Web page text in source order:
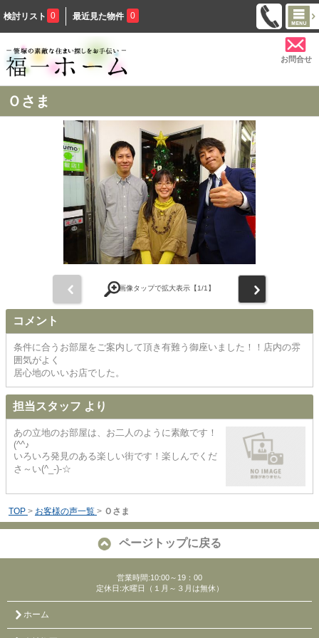
検討リスト 0 最近見た物件 0
お問合せ
Ｏさま
画像タップで拡大表示【1/1】
コメント
条件に合うお部屋をご案内して頂き有難う御座いました！！店内の雰
囲気がよく
居心地のいいお店でした。
担当スタッフ より
あの立地のお部屋は、お二人のように素敵です！
(^^♪
いろいろ発見のある楽しい街です！楽しんでくだ
さ～い(^_-)-☆
TOP > お客様の声一覧 > Ｏさま
ページトップに戻る
営業時間:10:00～19：00
定休日:水曜日（１月～３月は無休）
ホーム